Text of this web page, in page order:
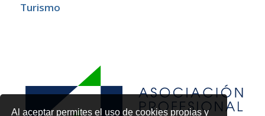
Al aceptar permites el uso de cookies propias y
Turismo